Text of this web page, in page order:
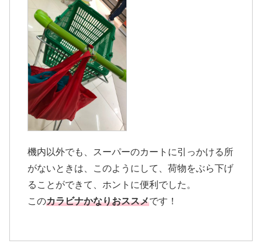
機内以外でも、スーパーのカートに引っかける所
がないときは、このようにして、荷物をぶら下げ
ることができて、ホントに便利でした。
このカラビナかなりおススメです！